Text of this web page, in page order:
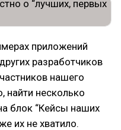
приложений
разработчиков
нашего
найти несколько
блок “Кейсы наших
их не хватило.